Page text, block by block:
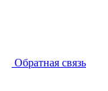
Обратная связь